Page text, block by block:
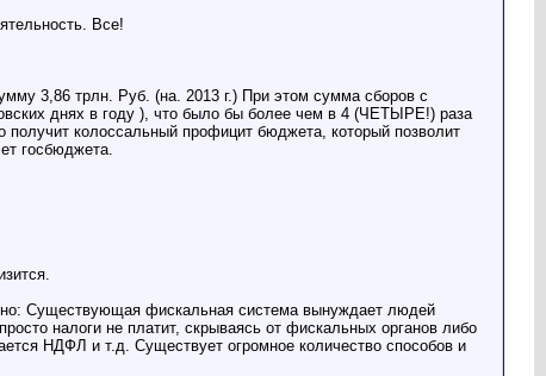
Все!
3,86 трлн. Руб. (на. 2013 г.) При этом сумма сборов с
днях в году ), что было бы более чем в 4 (ЧЕТЫРЕ!) раза
колоссальный профицит бюджета, который позволит
госбюджета.
Существующая фискальная система вынуждает людей
налоги не платит, скрываясь от фискальных органов либо
НДФЛ и т.д. Существует огромное количество способов и